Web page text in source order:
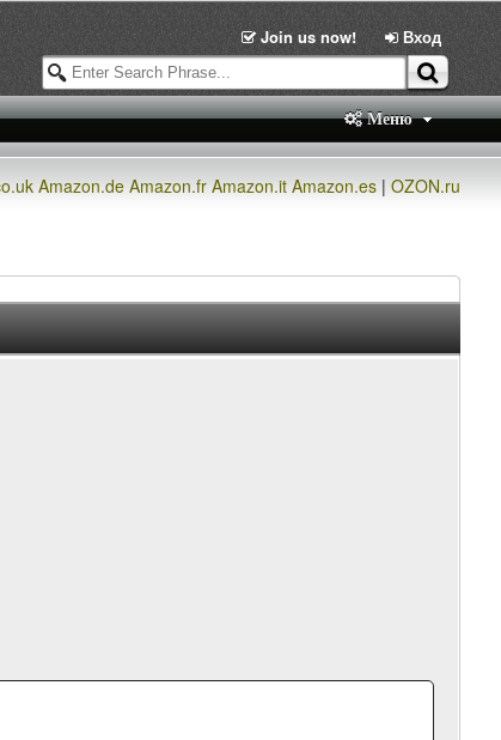
Join us now! Вход
Меню
Amazon.de Amazon.fr Amazon.it Amazon.es |OZON.ru